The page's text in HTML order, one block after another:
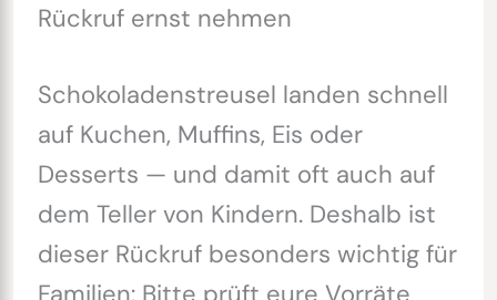
Rückruf ernst nehmen
Schokoladenstreusel landen schnell
auf Kuchen, Muffins, Eis oder
Desserts — und damit oft auch auf
dem Teller von Kindern. Deshalb ist
dieser Rückruf besonders wichtig für
Familien: Bitte prüft eure Vorräte